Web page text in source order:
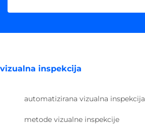
vizualna inspekcija
automatizirana vizualna inspekcija
metode vizualne inspekcije